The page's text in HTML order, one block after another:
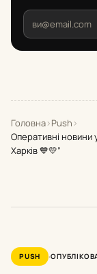
Головна›Push ›
Оперативні новини
Харків 💙💛”
PUSH